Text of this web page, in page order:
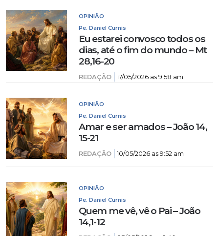
OPINIÃO
Pe. Daniel Curnis
Eu estarei convosco todos os
dias, até o fim do mundo – Mt
28,16-20
REDAÇÃO 17/05/2026 as 9:58 am
OPINIÃO
Pe. Daniel Curnis
Amar e ser amados – João 14,
15-21
REDAÇÃO 10/05/2026 as 9:52 am
OPINIÃO
Pe. Daniel Curnis
Quem me vê, vê o Pai – João
14,1-12